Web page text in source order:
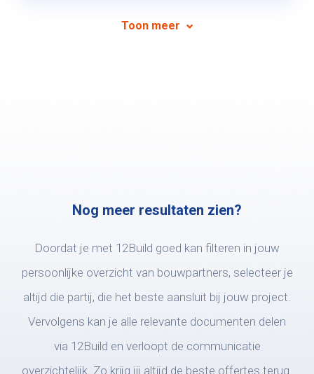
Toon meer
Nog meer resultaten zien?
Doordat je met 12Build goed kan filteren in jouw
persoonlijke overzicht van bouwpartners, selecteer je
altijd die partij, die het beste aansluit bij jouw project.
Vervolgens kan je alle relevante documenten delen
via 12Build en verloopt de communicatie
overzichtelijk. Zo krijg jij altijd de beste offertes terug.